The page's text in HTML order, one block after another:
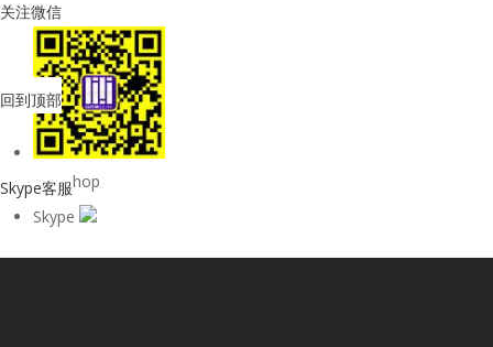
关注微信
购物Shop
回到顶部
Skype客服
Skype